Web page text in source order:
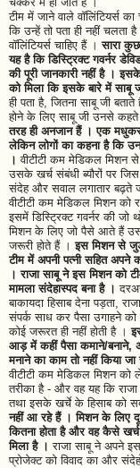
टीम में जाने वाले वॉलिंटियर्स
कि उन्हें तो पता ही नहीं
वॉलिंटियर्स चाहिए हैं ।सारा
यह है कि डिस्ट्रिक्ट गवर्नर
की पूरी जानकारी नहीं है ।
को मिला कि इसके बारे में साबू
ही पता है, जितना साबू जी
होने के लिए साबू जी उनसे
तरह ही अनजान हैं । एक
लेकिन लोगों का कहना है कि
। वीटीटी कम मेडिकल मिशन से
उसके खर्च संबंधी ब्यौरों पर
संदेह और सवाल लगातार बढ़ते
वीटीटी कम मेडिकल मिशन को
इसमें डिस्ट्रिक्ट गवर्नर की
मिशन के लिए जो पैसे आते हैं
जरूरी होते हैं ।इस मिशन से
टीम में अपनी पत्नी सहित अपने
। राजा साबू ने इस मिशन को
मामला संदेहास्पद बना है ।
बाकायदा हिसाब देना पड़ता,
संपर्क साध कर पैसा उगाहने को
कोई जरूरत ही नहीं होती है ।
आड़ में कहीं पैसा कमाने/बनाने,
मनाने का काम तो नहीं किया जा
वीटीटी कम मेडिकल मिशन को
तरीका है - और वह यह कि
तथा इसके खर्चे के हिसाब को
नहीं आ रहे हैं । मिशन के लिए
कितना होता है और वह कैसे
मिला है । राजा साबू ने अपने
प्रोजेक्ट को विवाद का और